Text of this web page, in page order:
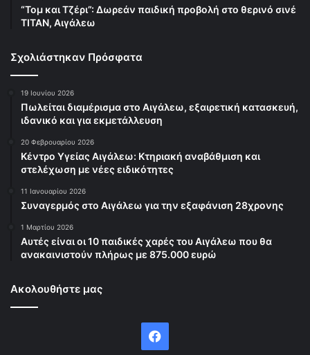
“Τομ και Τζέρι”: Δωρεάν παιδική προβολή στο θερινό σινέ
ΤΙΤΑΝ, Αιγάλεω
Σχολιάστηκαν Πρόσφατα
19 Ιουνίου 2026
Πωλείται διαμέρισμα στο Αιγάλεω, εξαιρετική κατασκευή,
ιδανικό και για εκμετάλλευση
20 Φεβρουαρίου 2026
Κέντρο Υγείας Αιγάλεω: Κτηριακή αναβάθμιση και
στελέχωση με νέες ειδικότητες
11 Ιανουαρίου 2026
Συναγερμός στο Αιγάλεω για την εξαφάνιση 28χρονης
1 Μαρτίου 2026
Αυτές είναι οι 10 παιδικές χαρές του Αιγάλεω που θα
ανακαινιστούν πλήρως με 875.000 ευρώ
Ακολουθήστε μας
Facebook